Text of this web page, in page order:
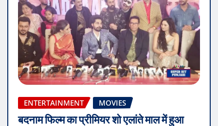
ENTERTAINMENT MOVIES
बदनाम फिल्म का प्रीमियर शो एलांते माल में हुआ